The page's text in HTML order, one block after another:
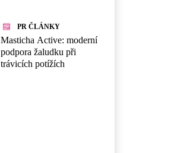
PR ČLÁNKY
Masticha Active: moderní
podpora žaludku při
trávicích potížích